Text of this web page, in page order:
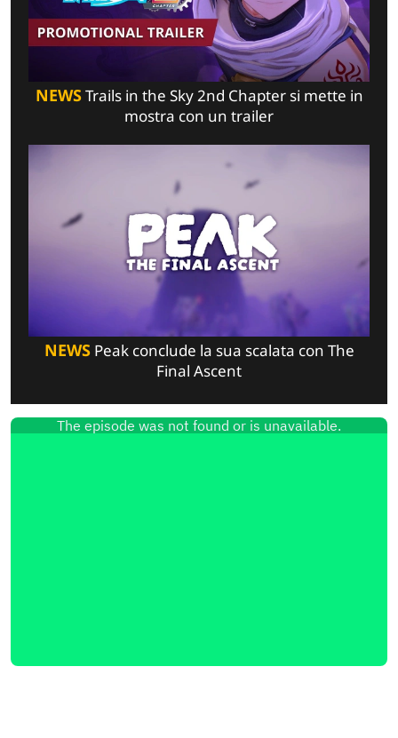
NEWSTrails in the Sky 2nd Chapter si mette in
mostra con un trailer
NEWSPeak conclude la sua scalata con The
Final Ascent